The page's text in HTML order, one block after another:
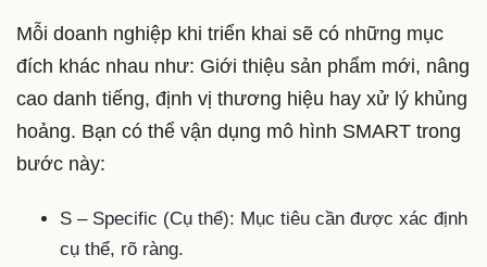
Mỗi doanh nghiệp khi triển khai sẽ có những mục
đích khác nhau như: Giới thiệu sản phẩm mới, nâng
cao danh tiếng, định vị thương hiệu hay xử lý khủng
hoảng. Bạn có thể vận dụng mô hình SMART trong
bước này:
S – Specific (Cụ thể): Mục tiêu cần được xác định
cụ thể, rõ ràng.